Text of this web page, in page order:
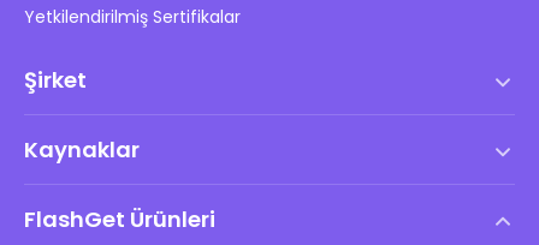
Yetkilendirilmiş Sertifikalar
Şirket
DMCA Politikası
Kaynaklar
FlashGet Ürünleri